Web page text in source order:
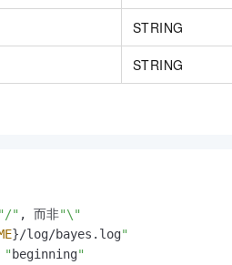
STRING
STRING
"/" , 而非"\"
}/log/bayes. log"
"
beginning"